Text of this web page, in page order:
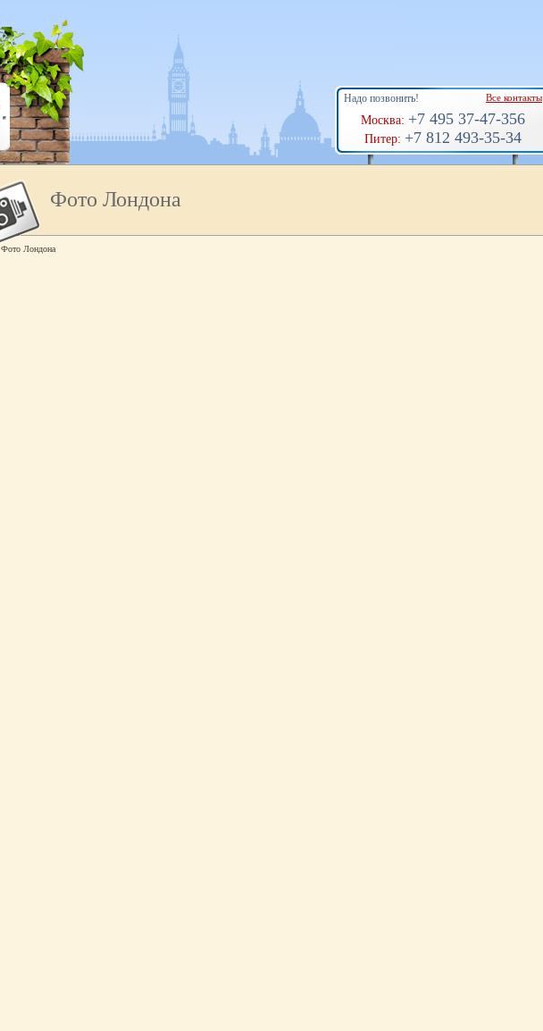
Надо позвонить! Все контакты
Москва: +7 495 37-47-356
Питер: +7 812 493-35-34
Фото Лондона
Фото Лондона